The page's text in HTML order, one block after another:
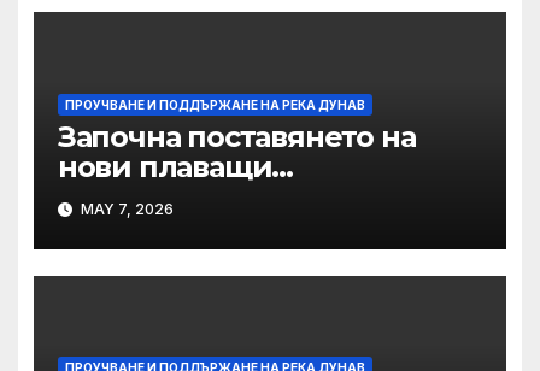
ПРОУЧВАНЕ И ПОДДЪРЖАНЕ НА РЕКА ДУНАВ
Започна поставянето на
нови плаващи
навигационни знаци в
българо-румънския участък
на река Дунав
MAY 7, 2026
ПРОУЧВАНЕ И ПОДДЪРЖАНЕ НА РЕКА ДУНАВ